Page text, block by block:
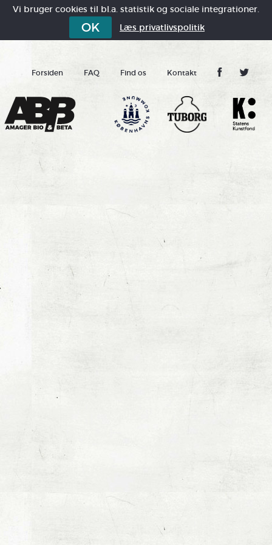
Vi bruger cookies til bl.a. statistik og sociale integrationer.
OK Læs privatlivspolitik
Forsiden FAQ Find os Kontakt